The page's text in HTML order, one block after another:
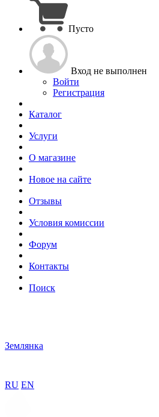
Пусто
Вход не выполнен
Войти
Регистрация
Каталог
Услуги
О магазине
Новое на сайте
Отзывы
Условия комиссии
Форум
Контакты
Поиск
Землянка
RU EN